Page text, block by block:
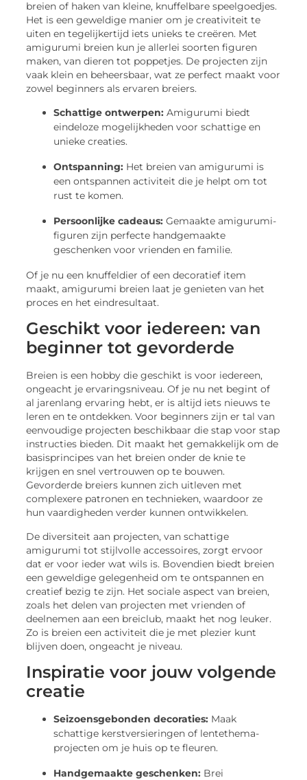
breien of haken van kleine, knuffelbare speelgoedjes.
Het is een geweldige manier om je creativiteit te
uiten en tegelijkertijd iets unieks te creëren. Met
amigurumi breien kun je allerlei soorten figuren
maken, van dieren tot poppetjes. De projecten zijn
vaak klein en beheersbaar, wat ze perfect maakt voor
zowel beginners als ervaren breiers.
Schattige ontwerpen: Amigurumi biedt
eindeloze mogelijkheden voor schattige en
unieke creaties.
Ontspanning: Het breien van amigurumi is
een ontspannen activiteit die je helpt om tot
rust te komen.
Persoonlijke cadeaus: Gemaakte amigurumi-
figuren zijn perfecte handgemaakte
geschenken voor vrienden en familie.
Of je nu een knuffeldier of een decoratief item
maakt, amigurumi breien laat je genieten van het
proces en het eindresultaat.
Geschikt voor iedereen: van
beginner tot gevorderde
Breien is een hobby die geschikt is voor iedereen,
ongeacht je ervaringsniveau. Of je nu net begint of
al jarenlang ervaring hebt, er is altijd iets nieuws te
leren en te ontdekken. Voor beginners zijn er tal van
eenvoudige projecten beschikbaar die stap voor stap
instructies bieden. Dit maakt het gemakkelijk om de
basisprincipes van het breien onder de knie te
krijgen en snel vertrouwen op te bouwen.
Gevorderde breiers kunnen zich uitleven met
complexere patronen en technieken, waardoor ze
hun vaardigheden verder kunnen ontwikkelen.
De diversiteit aan projecten, van schattige
amigurumi tot stijlvolle accessoires, zorgt ervoor
dat er voor ieder wat wils is. Bovendien biedt breien
een geweldige gelegenheid om te ontspannen en
creatief bezig te zijn. Het sociale aspect van breien,
zoals het delen van projecten met vrienden of
deelnemen aan een breiclub, maakt het nog leuker.
Zo is breien een activiteit die je met plezier kunt
blijven doen, ongeacht je niveau.
Inspiratie voor jouw volgende
creatie
Seizoensgebonden decoraties: Maak
schattige kerstversieringen of lentethema-
projecten om je huis op te fleuren.
Handgemaakte geschenken: Brei